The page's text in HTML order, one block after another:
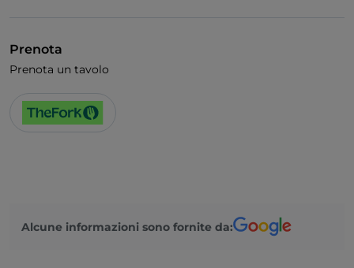
Prenota
Prenota un tavolo
Alcune informazioni sono fornite da: